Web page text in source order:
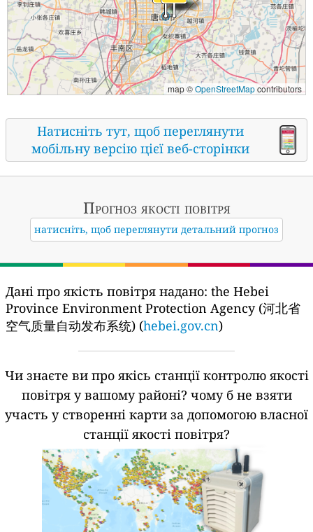
map ©OpenStreetMapcontributors
Натисніть тут, щоб переглянути
мобільну версію цієї веб-сторінки
Прогноз якості повітря
натисніть, щоб переглянути детальний прогноз
Дані про якість повітря надано: the Hebei
Province Environment Protection Agency (河北省
空气质量自动发布系统) (hebei.gov.cn)
Чи знаєте ви про якісь станції контролю якості
повітря у вашому районі? чому б не взяти
участь у створенні карти за допомогою власної
станції якості повітря?